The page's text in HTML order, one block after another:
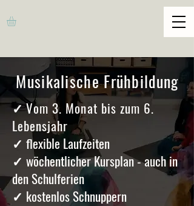
Musikalische Frühbildung
✓Vom 3. Monat bis zum 6.
Lebensjahr
✓ flexible Laufzeiten
✓ wöchentlicher Kursplan - auch in
den Schulferien
✓ kostenlos Schnuppern